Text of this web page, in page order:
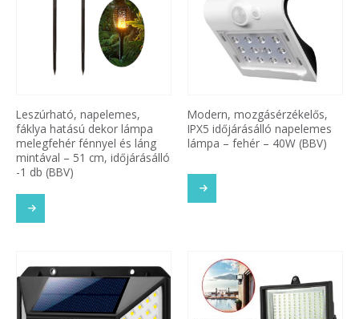
Leszúrható, napelemes,
fáklya hatású dekor lámpa
melegfehér fénnyel és láng
mintával – 51 cm, időjárásálló
-1 db (BBV)
Modern, mozgásérzékelős,
IPX5 időjárásálló napelemes
lámpa – fehér – 40W (BBV)